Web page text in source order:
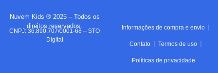
Nuvem Kids ® 2025 – Todos os
direitos reservados.
CNPJ: 36.890.707/0001-68 – STO
Digital
Informações de compra e envio
Contato Termos de uso
Políticas de privacidade